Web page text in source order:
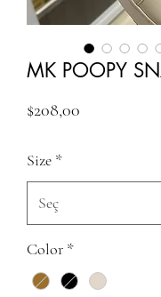
MK POOPY
$208,00
Size *
Color *